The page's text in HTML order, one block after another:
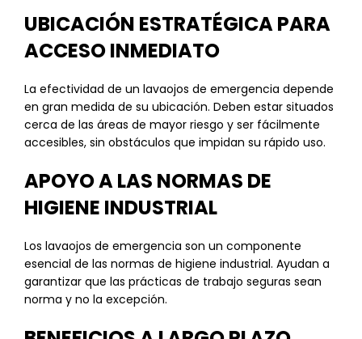
UBICACIÓN ESTRATÉGICA PARA
ACCESO INMEDIATO
La efectividad de un lavaojos de emergencia depende
en gran medida de su ubicación. Deben estar situados
cerca de las áreas de mayor riesgo y ser fácilmente
accesibles, sin obstáculos que impidan su rápido uso.
APOYO A LAS NORMAS DE
HIGIENE INDUSTRIAL
Los lavaojos de emergencia son un componente
esencial de las normas de higiene industrial. Ayudan a
garantizar que las prácticas de trabajo seguras sean
norma y no la excepción.